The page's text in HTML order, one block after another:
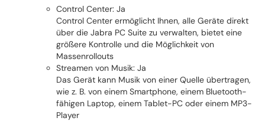
Control Center: Ja
Control Center ermöglicht Ihnen, alle Geräte direkt
über die Jabra PC Suite zu verwalten, bietet eine
größere Kontrolle und die Möglichkeit von
Massenrollouts
Streamen von Musik: Ja
Das Gerät kann Musik von einer Quelle übertragen,
wie z. B. von einem Smartphone, einem Bluetooth-
fähigen Laptop, einem Tablet-PC oder einem MP3-
Player